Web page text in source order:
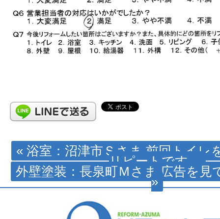
« 浴室：沼津市Ｓさま 前回トイレ
リピートです。
外壁塗装：長泉町Ｍさま 広告を見
»